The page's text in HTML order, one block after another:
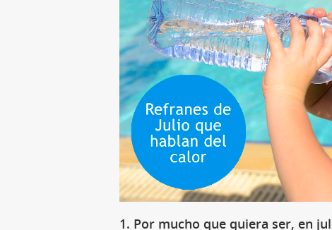
1. Por mucho que quiera ser, en